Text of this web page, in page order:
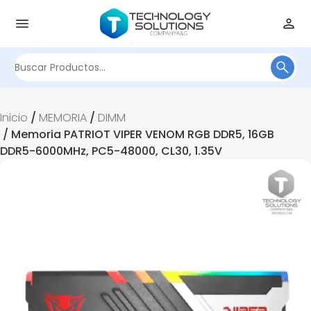
Inicio / MEMORIA / DIMM
/ Memoria PATRIOT VIPER VENOM RGB DDR5, 16GB
DDR5-6000MHz, PC5-48000, CL30, 1.35V